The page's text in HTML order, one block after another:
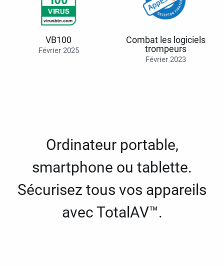
VB100
Février 2025
Combat les logiciels
trompeurs
Février 2023
Ordinateur portable,
smartphone ou tablette.
Sécurisez tous vos appareils
avec TotalAV™.